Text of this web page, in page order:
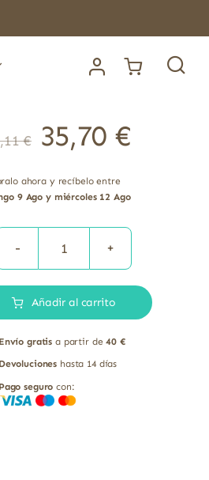
€ 35,70 €
ahora y recíbelo entre
9 Ago y miércoles 12 Ago
Microbiota
Saccharomyces
y
FOS
Equisalud
Añadir al carrito
Envío gratis a partir de40 €
Devoluciones hasta 14 días
Pago seguro con: